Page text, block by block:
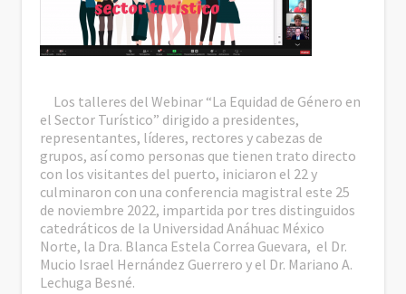
Los talleres del Webinar “La Equidad de Género en
el Sector Turístico” dirigido a presidentes,
representantes, líderes, rectores y cabezas de
grupos, así como personas que tienen trato directo
con los visitantes del puerto, iniciaron el 22 y
culminaron con una conferencia magistral este 25
de noviembre 2022, impartida por tres distinguidos
catedráticos de la Universidad Anáhuac México
Norte, la Dra. Blanca Estela Correa Guevara, el Dr.
Mucio Israel Hernández Guerrero y el Dr. Mariano A.
Lechuga Besné.